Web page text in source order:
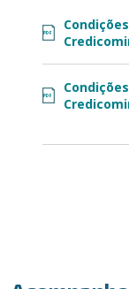
PDF
PDF